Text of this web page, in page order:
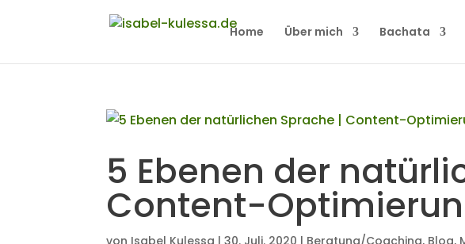
Home Über mich Bachata
5 Ebenen der
Content-
von Isabel Kulessa |30. Juli. 2020 | Beratung/Coaching, Blog,